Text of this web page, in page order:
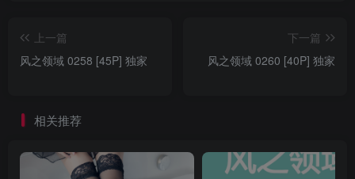
上一篇
风之领域 0258 [45P] 独家
下一篇
风之领域 0260 [40P] 独家
相关推荐